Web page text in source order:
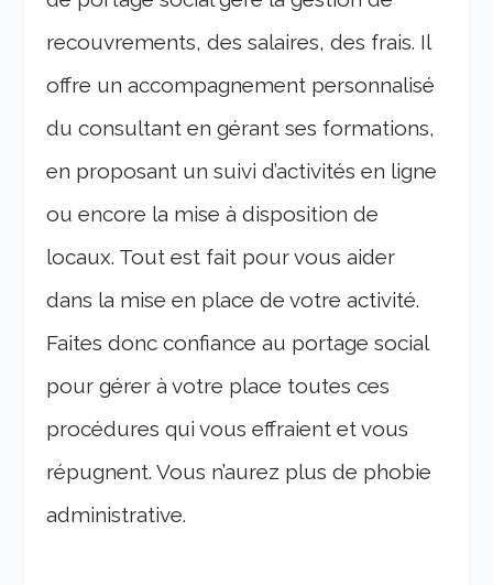
recouvrements, des salaires, des frais. Il
offre un accompagnement personnalisé
du consultant en gérant ses formations,
en proposant un suivi d’activités en ligne
ou encore la mise à disposition de
locaux. Tout est fait pour vous aider
dans la mise en place de votre activité.
Faites donc confiance au portage social
pour gérer à votre place toutes ces
procédures qui vous effraient et vous
répugnent. Vous n’aurez plus de phobie
administrative.